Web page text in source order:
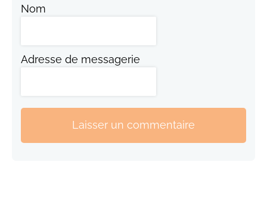
Nom
Adresse de messagerie
Laisser un commentaire